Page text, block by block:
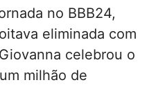
no BBB24,
eliminada com
celebrou o
milhão de